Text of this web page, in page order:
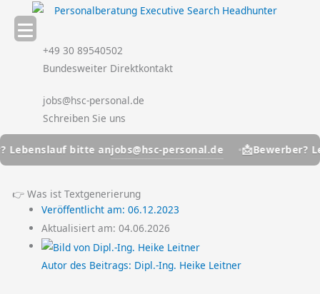
Inhalt
springen +49 30 89540502
Bundesweiter Direktkontakt
jobs@hsc-personal.de
Schreiben Sie uns
bitte anjobs@hsc-personal.de Bewerber?
👉 Was ist Textgenerierung
Veröffentlicht am:06.12.2023
Aktualisiert am: 04.06.2026
Autor des Beitrags: Dipl.-Ing. Heike Leitner